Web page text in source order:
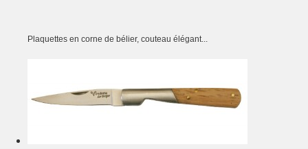
Plaquettes en corne de bélier, couteau élégant...